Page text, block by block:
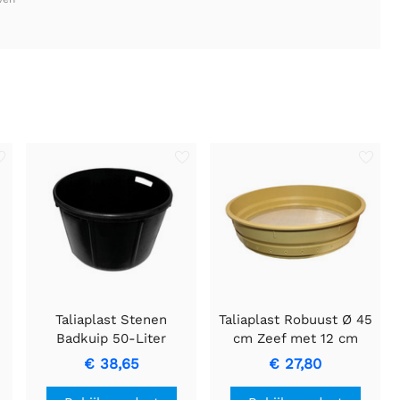
Taliaplast Stenen
Badkuip 50-Liter
Rubberen Kuip
€ 38,65
Taliaplast Robuust Ø 45
cm Zeef met 12 cm
Hoogte voor Veelzijdig
Gebruik
€ 27,80